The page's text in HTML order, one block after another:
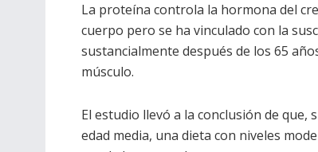
La proteína controla la hormona del
cuerpo pero se ha vinculado con la
sustancialmente después de los 65
músculo.
El estudio llevó a la conclusión de
edad media, una dieta con niveles